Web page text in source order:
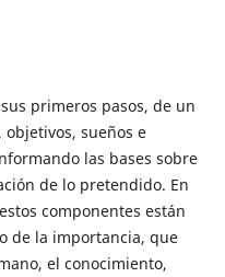
primeros pasos, de un
sueños e
las bases sobre
de lo pretendido. En
componentes están
de la importancia, que
el conocimiento,